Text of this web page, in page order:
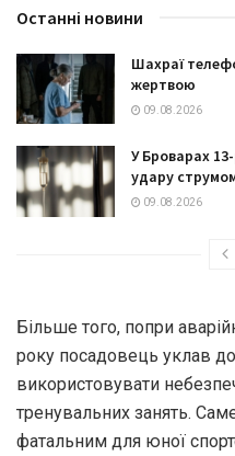
Останні новини
Шахраї
жертвою
09.08.2026
У Броварах
удару
09.08.2026
Більше того, попри
року посадовець уклав
використовувати
тренувальних занять.
фатальним для юної